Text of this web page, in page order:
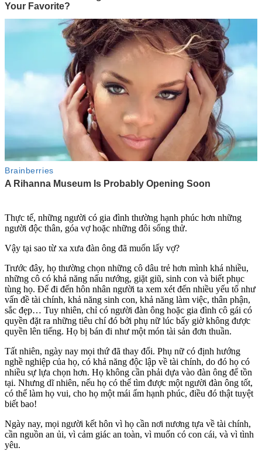
Thực tế, những người có gia đình thường hạnh phúc hơn những
người độc thân, góa vợ hoặc những đôi sống thử.
Vậy tại sao từ xa xưa đàn ông đã muốn lấy vợ?
Trước đây, họ thường chọn những cô dâu trẻ hơn mình khá nhiều,
những cô có khả năng nấu nướng, giặt giũ, sinh con và biết phục
tùng họ. Để đi đến hôn nhân người ta xem xét đến nhiều yếu tố như
vấn đề tài chính, khả năng sinh con, khả năng làm việc, thân phận,
sắc đẹp… Tuy nhiên, chỉ có người đàn ông hoặc gia đình cô gái có
quyền đặt ra những tiêu chí đó bởi phụ nữ lúc bấy giờ không được
quyền lên tiếng. Họ bị bán đi như một món tài sản đơn thuần.
Tất nhiên, ngày nay mọi thứ đã thay đổi. Phụ nữ có định hướng
nghề nghiệp của họ, có khả năng độc lập về tài chính, do đó họ có
nhiều sự lựa chọn hơn. Họ không cần phải dựa vào đàn ông để tồn
tại. Nhưng dĩ nhiên, nếu họ có thể tìm được một người đàn ông tốt,
có thể làm họ vui, cho họ một mái ấm hạnh phúc, điều đó thật tuyệt
biết bao!
Ngày nay, mọi người kết hôn vì họ cần nơi nương tựa về tài chính,
cần nguồn an ủi, vì cảm giác an toàn, vì muốn có con cái, và vì tình
yêu.